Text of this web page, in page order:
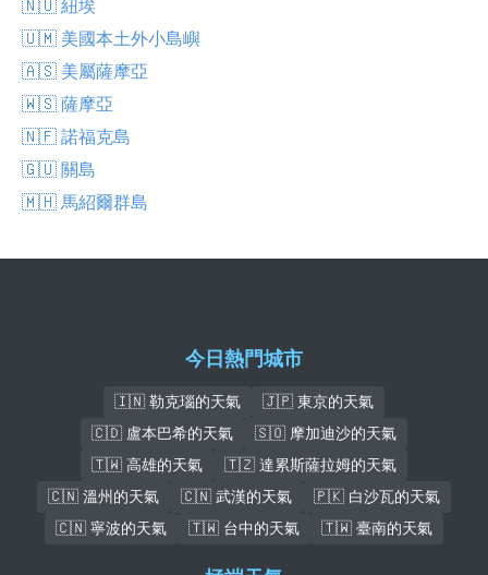
🇳🇺 紐埃
🇺🇲 美國本土外小島嶼
🇦🇸 美屬薩摩亞
🇼🇸 薩摩亞
🇳🇫 諾福克島
🇬🇺 關島
🇲🇭 馬紹爾群島
今日熱門城市
🇮🇳 勒克瑙的天氣
🇯🇵 東京的天氣
🇨🇩 盧本巴希的天氣
🇸🇴 摩加迪沙的天氣
🇹🇼 高雄的天氣
🇹🇿 達累斯薩拉姆的天氣
🇨🇳 溫州的天氣
🇨🇳 武漢的天氣
🇵🇰 白沙瓦的天氣
🇨🇳 寧波的天氣
🇹🇼 台中的天氣 🇹🇼 臺南的天氣